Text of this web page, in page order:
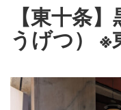
【東十条
うげつ） ※